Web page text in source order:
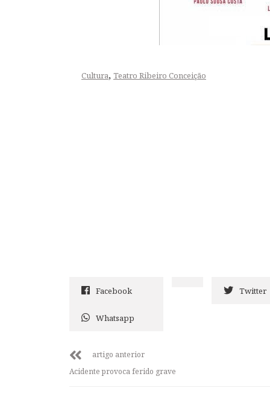
Cultura, Teatro Ribeiro Conceição
Facebook Twitter
Whatsapp
artigo anterior
Acidente provoca ferido grave